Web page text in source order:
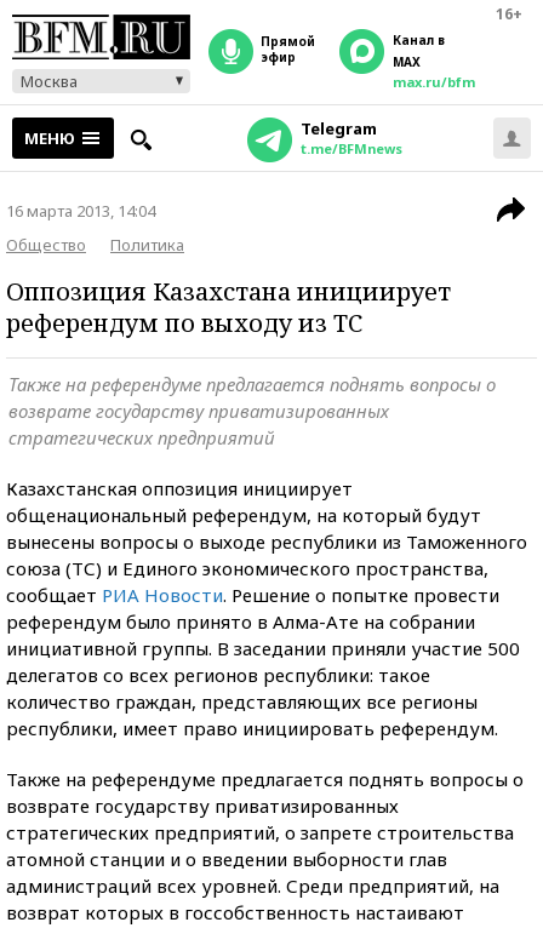
16+
Москва
прямой
эфир
Канал в
MAX
max.ru/bfm
МЕНЮ Telegram
t.me/BFMnews
16 марта 2013, 14:04
Общество
Политика
Оппозиция Казахстана инициирует
референдум по выходу из ТС
Также на референдуме предлагается поднять вопросы о
возврате государству приватизированных
стратегических предприятий
Казахстанская оппозиция инициирует
общенациональный референдум, на который будут
вынесены вопросы о выходе республики из Таможенного
союза (ТС) и Единого экономического пространства,
сообщает РИА Новости. Решение о попытке провести
референдум было принято в Алма-Ате на собрании
инициативной группы. В заседании приняли участие 500
делегатов со всех регионов республики: такое
количество граждан, представляющих все регионы
республики, имеет право инициировать референдум.
Также на референдуме предлагается поднять вопросы о
возврате государству приватизированных
стратегических предприятий, о запрете строительства
атомной станции и о введении выборности глав
администраций всех уровней. Среди предприятий, на
возврат которых в госсобственность настаивают